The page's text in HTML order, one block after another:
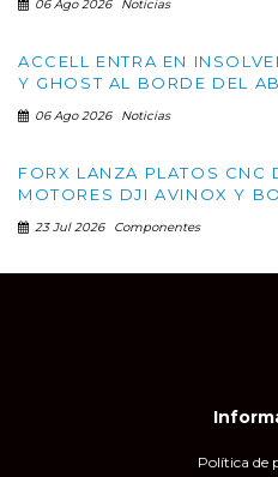
06 Ago 2026 Noticias
ACCELL ENTRA EN
Y GHOST AL BORDE DEL
06 Ago 2026 Noticias
FORX LANZA PLATOS CNC
MOTORES DJI AVINOX Y
23 Jul 2026 Componentes
Política de